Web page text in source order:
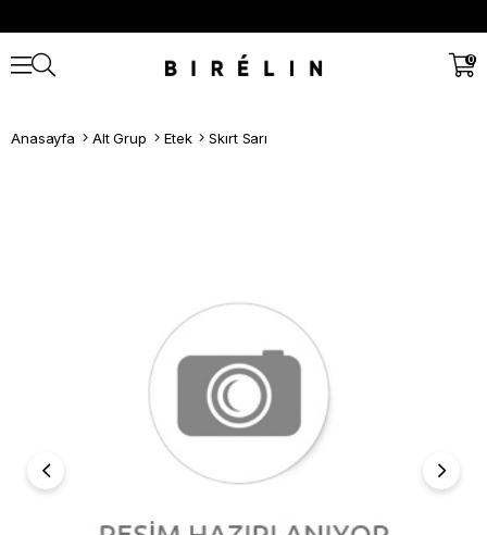
0
Anasayfa Alt Grup Etek Skırt Sarı